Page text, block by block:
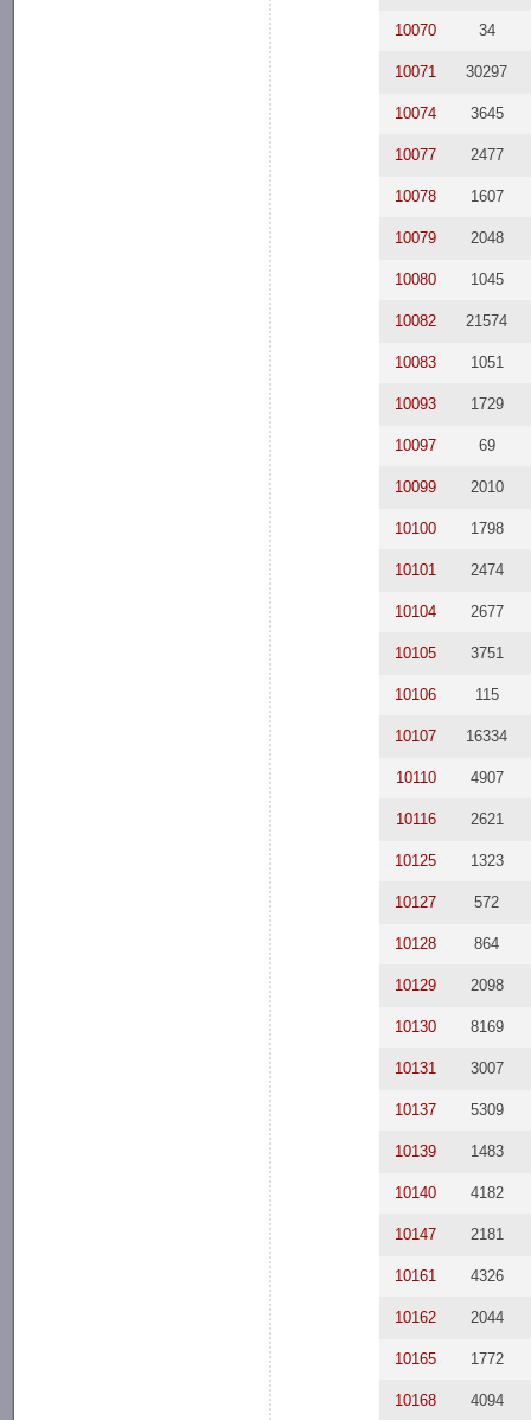
10070 34
10071 30297
10074 3645
10077 2477
10078 1607
10079 2048
10080 1045
10082 21574
10083 1051
10093 1729
10097 69
10099 2010
10100 1798
10101 2474
10104 2677
10105 3751
10106 115
10107 16334
10110 4907
10116 2621
10125 1323
10127 572
10128 864
10129 2098
10130 8169
10131 3007
10137 5309
10139 1483
10140 4182
10147 2181
10161 4326
10162 2044
10165 1772
10168 4094